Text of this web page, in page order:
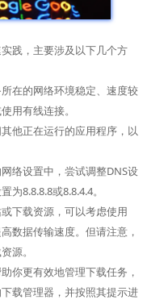
践，主要涉及以下几个方
在的网络环境稳定、速度较
用有线连接。
他正在运行的应用程序，以
络设置中，尝试调整DNS设
为8.8.8.8或8.8.4.4。
下载资源，可以考虑使用
数据传输速度。但请注意，
源。
你更有效地管理下载任务，
载管理器，并按照其提示进